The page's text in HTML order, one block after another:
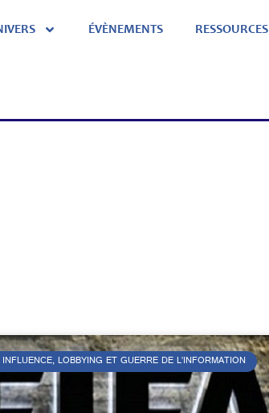
ÉVÈNEMENTS RESSOURCES
INFLUENCE, LOBBYING ET GUERRE DE L’INFORMATION